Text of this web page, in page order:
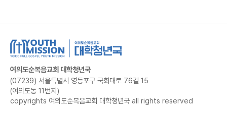
여의도순복음교회 대학청년국
(07239) 서울특별시 영등포구 국회대로 76길 15
(여의도동 11번지)
copyrights 여의도순복음교회 대학청년국 all rights reserved